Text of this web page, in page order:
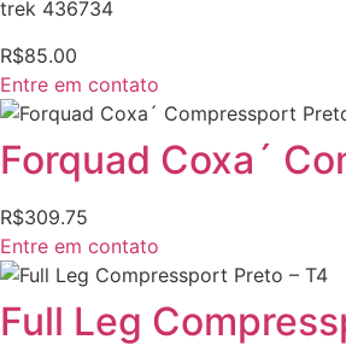
trek 436734
R$85.00
Entre em contato
Forquad Coxa´
R$309.75
Entre em contato
Full Leg